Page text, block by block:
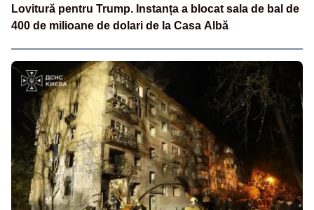
Lovitură pentru Trump. Instanța a blocat sala de bal de
400 de milioane de dolari de la Casa Albă